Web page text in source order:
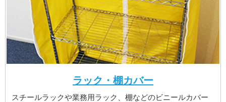
ラック・棚カバー
スチールラックや業務用ラック、棚などのビニールカバー